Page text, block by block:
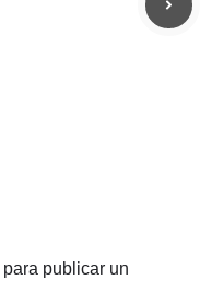
para publicar un